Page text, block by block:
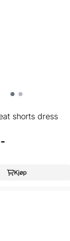
shorts dress
Kjøp